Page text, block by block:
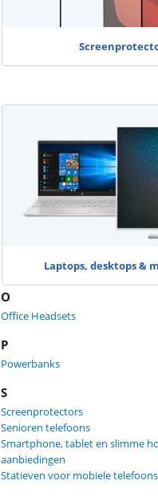
Laptops, desktops &
O
Office Headsets
P
Powerbanks
S
Screenprotectors
Senioren telefoons
Smartphone, tablet en slimme
aanbiedingen
Statieven voor mobiele telefoons